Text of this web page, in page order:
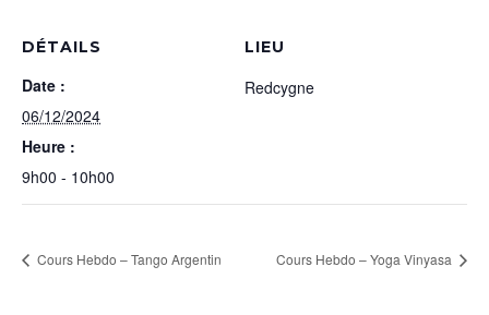
DÉTAILS
Date :
06/12/2024
Heure :
9h00 - 10h00
LIEU
Redcygne
Cours Hebdo – Tango Argentin Cours Hebdo – Yoga Vinyasa